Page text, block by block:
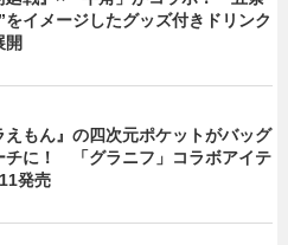
をイメージしたグッズ付きドリンク
開
えもん』の四次元ポケットがバッグ
チに！ 「グラニフ」コラボアイテ
発売